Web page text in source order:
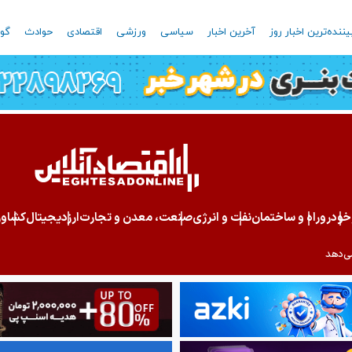
اخبار روز آخرین اخبار سیاسی ورزشی اقتصادی حوادث